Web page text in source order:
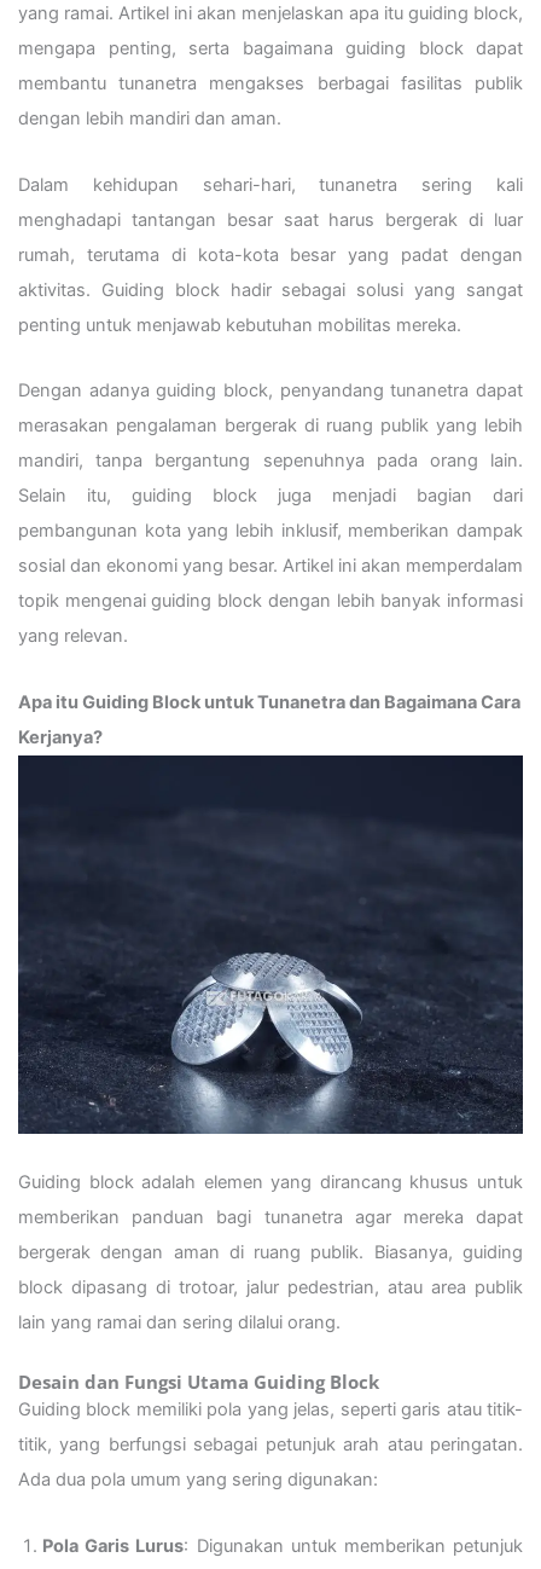
yang ramai. Artikel ini akan menjelaskan apa itu guiding block,
mengapa penting, serta bagaimana guiding block dapat
membantu tunanetra mengakses berbagai fasilitas publik
dengan lebih mandiri dan aman.
Dalam kehidupan sehari-hari, tunanetra sering kali
menghadapi tantangan besar saat harus bergerak di luar
rumah, terutama di kota-kota besar yang padat dengan
aktivitas. Guiding block hadir sebagai solusi yang sangat
penting untuk menjawab kebutuhan mobilitas mereka.
Dengan adanya guiding block, penyandang tunanetra dapat
merasakan pengalaman bergerak di ruang publik yang lebih
mandiri, tanpa bergantung sepenuhnya pada orang lain.
Selain itu, guiding block juga menjadi bagian dari
pembangunan kota yang lebih inklusif, memberikan dampak
sosial dan ekonomi yang besar. Artikel ini akan memperdalam
topik mengenai guiding block dengan lebih banyak informasi
yang relevan.
Apa itu Guiding Block untuk Tunanetra dan Bagaimana Cara
Kerjanya?
Guiding block adalah elemen yang dirancang khusus untuk
memberikan panduan bagi tunanetra agar mereka dapat
bergerak dengan aman di ruang publik. Biasanya, guiding
block dipasang di trotoar, jalur pedestrian, atau area publik
lain yang ramai dan sering dilalui orang.
Desain dan Fungsi Utama Guiding Block
Guiding block memiliki pola yang jelas, seperti garis atau titik-
titik, yang berfungsi sebagai petunjuk arah atau peringatan.
Ada dua pola umum yang sering digunakan:
Pola Garis Lurus: Digunakan untuk memberikan petunjuk